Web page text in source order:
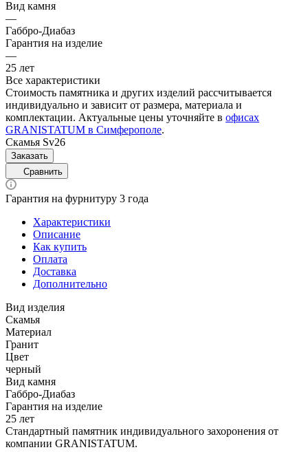
Вид камня
—
Габбро-Диабаз
Гарантия на изделие
—
25 лет
Все характеристики
Стоимость памятника и других изделий рассчитывается
индивидуально и зависит от размера, материала и
комплектации. Актуальные цены уточняйте в офисах
GRANISTATUM в Симферополе.
Скамья Sv26
Заказать
Сравнить
Гарантия на фурнитуру 3 года
Характеристики
Описание
Как купить
Оплата
Доставка
Дополнительно
Вид изделия
Скамья
Материал
Гранит
Цвет
черный
Вид камня
Габбро-Диабаз
Гарантия на изделие
25 лет
Стандартный памятник индивидуального захоронения от
компании GRANISTATUM.